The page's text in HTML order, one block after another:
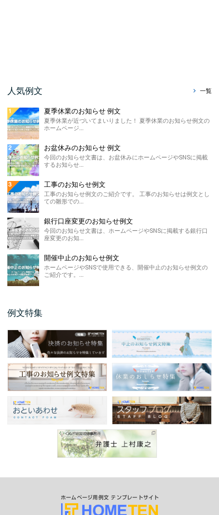
する販売休止のお知らせテンプレートのご紹
介です。 こちらに ...
ホームページやSNSに掲載する製造終了のお
知らせ例文のご紹介です。 材料の高騰や需要
の低下による製 ...
価格改定のお知らせ例文
今回のお知らせ文書は、ホームページに掲載
FAX廃止のお知らせ 例 ...
るペーパ ...
メールアドレス変更のお知 ...
保護者説明会のご案内例文のご紹介です。 保
護者説明会のご案内例文は、小学校、中学
校、高校などの学校 ...
仕様変更のお知らせ 例文
仕様変更のお知らせ例文のご紹介です。 会社
やお店、ショップと業種は問わず商品、製品
商品表示変更のお知らせ ...
商品表示変更のお知らせ例文のご紹介です。
商品や製品のパッケージや商品の印刷物、各
...
口座振替のお知らせ 例文
に掲載する口座振替のお知らせ例文のご紹介
サービス終了のお知らせ例 ...
人気例文 一覧
夏季休業のお知らせ 例文
夏季休業が近づいてまいりました！ 夏季休業のお知らせ例文の
ホームページ...
お盆休みのお知らせ 例文
今回のお知らせ文書は、お盆休みにホームページやSNSに掲載
するお知らせ...
工事のお知らせ例文
工事のお知らせ例文のご紹介です。 工事のお知らせは例文とし
ての雛形での...
銀行口座変更のお知らせ例文
今回のお知らせ文書は、ホームページやSNSに掲載する銀行口
座変更のお知...
開催中止のお知らせ例文
ホームページやSNSで使用できる、開催中止のお知らせ例文の
ご紹介です。...
例文特集